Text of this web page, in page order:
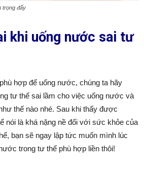
trọng đấy
khi uống nước sai tư
hợp để uống nước, chúng ta hãy
tư thế sai lầm cho việc uống nước và
thế nào nhé. Sau khi thấy được
nói là khá nặng nề đối với sức khỏe của
bạn sẽ ngay lập tức muốn mình lúc
trong tư thế phù hợp liền thôi!